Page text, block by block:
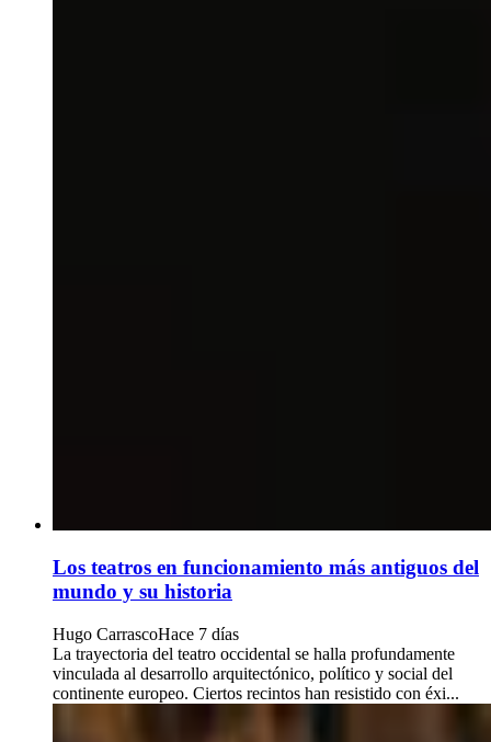
Los teatros en funcionamiento más antiguos del
mundo y su historia
Hugo CarrascoHace 7 días
La trayectoria del teatro occidental se halla profundamente
vinculada al desarrollo arquitectónico, político y social del
continente europeo. Ciertos recintos han resistido con éxi...